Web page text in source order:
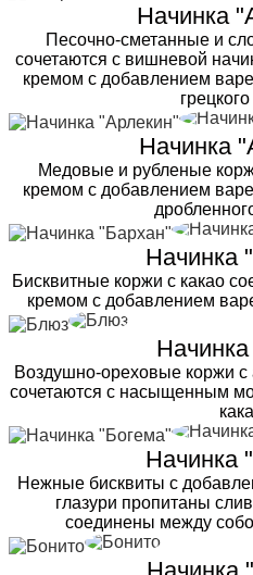
Начинка
Песочно-сметанные и
сочетаются с вишневой
кремом с добавлением
Начинка
Медовые и рубленые
кремом с добавлением
Начинка
Бисквитные коржи с какао
кремом с добавлением
Воздушно-ореховые коржи
сочетаются с насыщенным
Начинка
Нежные бисквиты с
глазури пропитаны
соединены между